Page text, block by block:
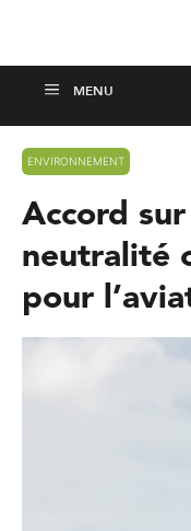
ENVIRONNEMENT
Accord
neutralité
pour